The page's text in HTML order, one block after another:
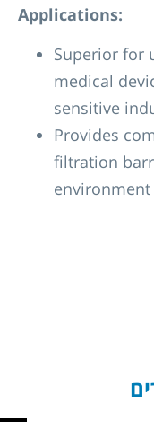
Applications:
Superior for
medical
sensitive
Provides
filtration